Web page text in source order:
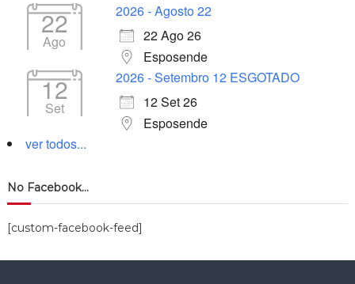
22
Ago
2026 - Agosto 22
22 Ago 26
Esposende
12
Set
2026 - Setembro 12 ESGOTADO
12 Set 26
Esposende
ver todos...
No Facebook…
[custom-facebook-feed]